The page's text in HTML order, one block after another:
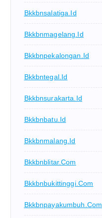
Bkkbnsalatiga.id
Bkkbnmagelang.id
Bkkbnpekalongan.id
Bkkbntegal.id
Bkkbnsurakarta.id
Bkkbnbatu.id
Bkkbnmalang.id
Bkkbnblitar.com
Bkkbnbukittinggi.com
Bkkbnpayakumbuh.com